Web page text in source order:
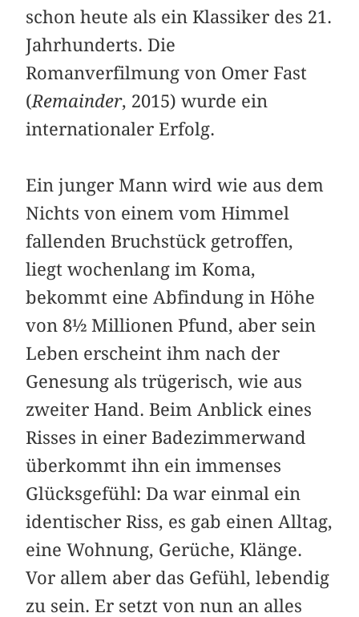
schon heute als ein Klassiker des 21.
Jahrhunderts. Die
Romanverfilmung von Omer Fast
(Remainder, 2015) wurde ein
internationaler Erfolg.
Ein junger Mann wird wie aus dem
Nichts von einem vom Himmel
fallenden Bruchstück getroffen,
liegt wochenlang im Koma,
bekommt eine Abfindung in Höhe
von 8½ Millionen Pfund, aber sein
Leben erscheint ihm nach der
Genesung als trügerisch, wie aus
zweiter Hand. Beim Anblick eines
Risses in einer Badezimmerwand
überkommt ihn ein immenses
Glücksgefühl: Da war einmal ein
identischer Riss, es gab einen Alltag,
eine Wohnung, Gerüche, Klänge.
Vor allem aber das Gefühl, lebendig
zu sein. Er setzt von nun an alles